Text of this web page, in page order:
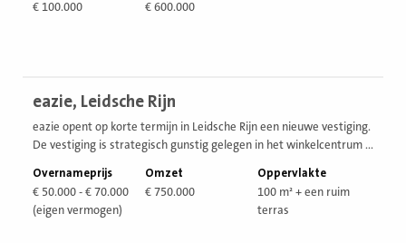
€ 100.000
€ 600.000
eazie, Leidsche Rijn
eazie opent op korte termijn in Leidsche Rijn een nieuwe vestiging.
De vestiging is strategisch gunstig gelegen in het winkelcentrum ...
Overnameprijs
€ 50.000 - € 70.000
(eigen vermogen)
Omzet
€ 750.000
Oppervlakte
100 m² + een ruim
terras
vestiging